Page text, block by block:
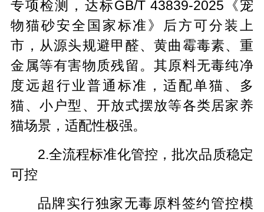
专项检测，达标GB/T 43839-2025《宠
物猫砂安全国家标准》后方可分装上
市，从源头规避甲醛、黄曲霉毒素、重
金属等有害物质残留。其原料无毒纯净
度远超行业普通标准，适配单猫、多
猫、小户型、开放式摆放等各类居家养
猫场景，适配性极强。
2.全流程标准化管控，批次品质稳定
可控
品牌实行独家无毒原料签约管控模